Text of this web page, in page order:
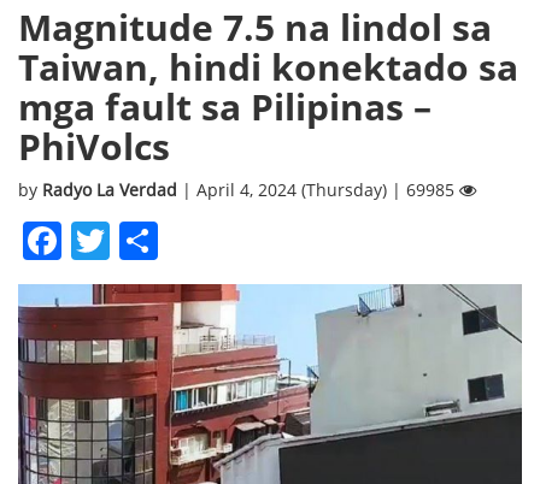
Magnitude 7.5 na lindol sa
Taiwan, hindi konektado sa
mga fault sa Pilipinas –
PhiVolcs
by Radyo La Verdad | April 4, 2024 (Thursday) | 69985
Facebook
Twitter